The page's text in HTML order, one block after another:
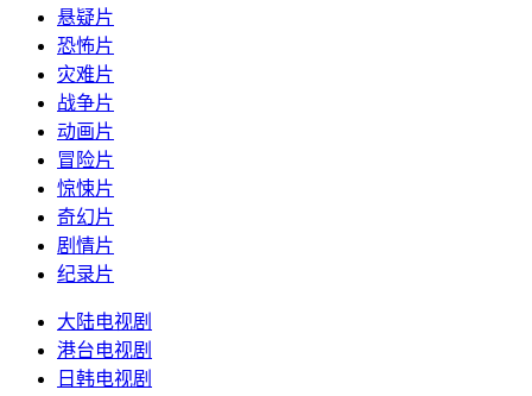
悬疑片
恐怖片
灾难片
战争片
动画片
冒险片
惊悚片
奇幻片
剧情片
纪录片
大陆电视剧
港台电视剧
日韩电视剧